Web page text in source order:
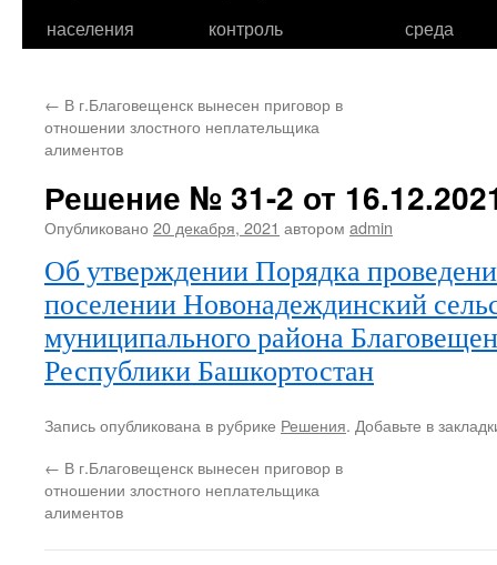
населения
контроль
среда
← В г.Благовещенск вынесен приговор в
отношении злостного неплательщика
алиментов
Решение № 31-2 от
Опубликовано 20 декабря, 2021 автором admin
Об утверждении Порядка
поселении Новонадеждинский
муниципального района
Республики Башкортостан
Запись опубликована в рубрике Решения. Добавьте в
← В г.Благовещенск вынесен приговор в
отношении злостного неплательщика
алиментов